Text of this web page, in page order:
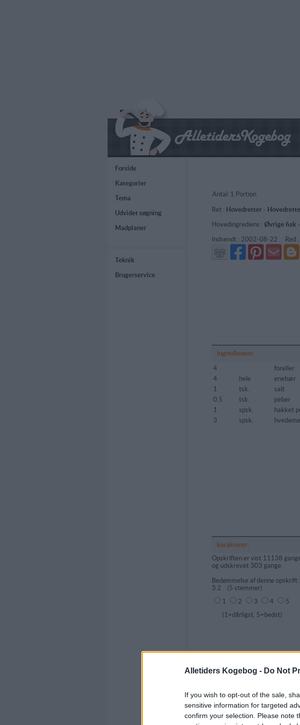
Alletiders Kogebog - Do Not
If you wish to opt-out of the sale,
sensitive information for targeted
confirm your selection. Please note
Forside
Kategorier
Tema
Udvidet søgning
Madplaner
Teknik
Brugerservice
Antal: 1 Portion
Ret : Hovedretter-
Hovedingrediens : Øvrige fisk-
Indsendt : 2002-08-22 Red :
Del
på
Facebook
Del
på
Pinterest
Send
via
GMail
Del
på
Ingredienser:
4
foreller
4
hele
enebær
1
tsk.
salt
0.5
tsk.
peber
1
spsk.
hakket
3
spsk. hvedemel
karakterer:
Opskriften er vist 11138
og udskrevet 303 gange.
Bedømmelse af denne opskrift:
3.2 (5 stemmer)
1
2 3 4
5
(1=dårligst, 5=bedst)
Kommentar fra: